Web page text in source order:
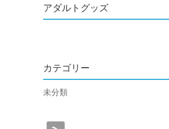
アダルトグッズ
カテゴリー
未分類